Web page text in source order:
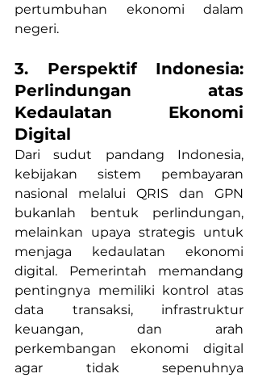
pertumbuhan ekonomi dalam
negeri.
3. Perspektif Indonesia:
Perlindungan atas
Kedaulatan Ekonomi
Digital
Dari sudut pandang Indonesia,
kebijakan sistem pembayaran
nasional melalui QRIS dan GPN
bukanlah bentuk perlindungan,
melainkan upaya strategis untuk
menjaga kedaulatan ekonomi
digital. Pemerintah memandang
pentingnya memiliki kontrol atas
data transaksi, infrastruktur
keuangan, dan arah
perkembangan ekonomi digital
agar tidak sepenuhnya